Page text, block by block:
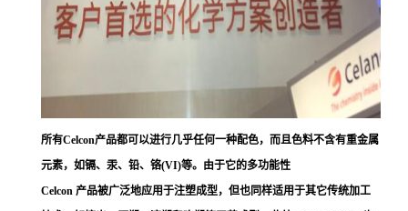
所有Celcon产品都可以进行几乎任何一种配色，而且色料不含有重金属
元素，如镉、汞、铅、铬(VI)等。由于它的多功能性
Celcon 产品被广泛地应用于注塑成型，但也同样适用于其它传统加工